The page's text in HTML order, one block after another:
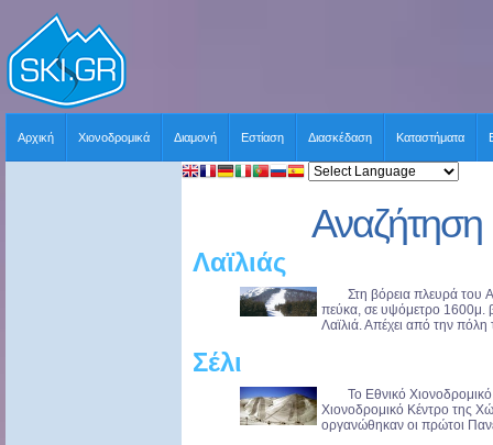
Αρχική Χιονοδρομικά Διαμονή Εστίαση Διασκέδαση Καταστήματα
Αναζήτηση
Λαϊλιάς
Στη βόρεια πλευρά του
πεύκα, σε υψόμετρο 1600μ.
Λαϊλιά. Απέχει από την πόλη
Σέλι
Το Εθνικό Χιονοδρομικό
Χιονοδρομικό Κέντρο της
οργανώθηκαν οι πρώτοι